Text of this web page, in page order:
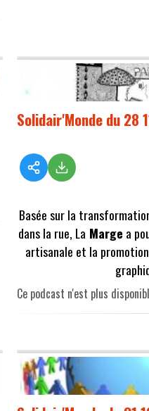
Solidair'Monde du 28
Basée sur la
dans la rue, La Marge a
artisanale et la
Ce podcast n'est plus